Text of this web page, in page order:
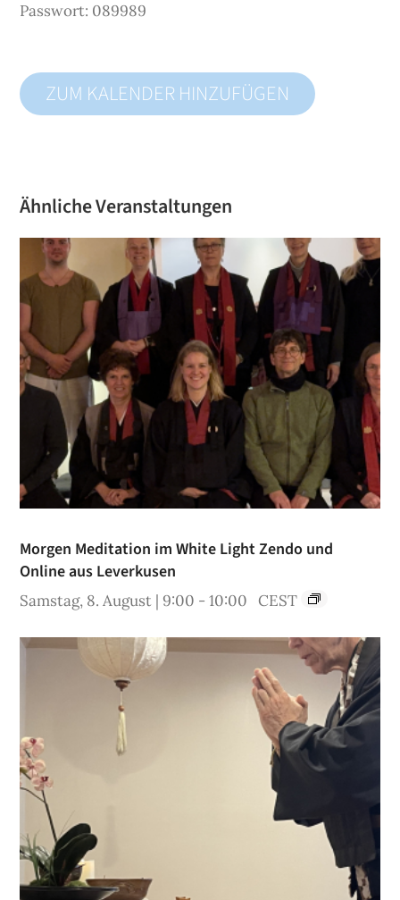
Passwort: 089989
ZUM KALENDER HINZUFÜGEN
Ähnliche Veranstaltungen
Morgen Meditation im White Light Zendo und
Online aus Leverkusen
Samstag, 8. August | 9:00 -10:00 CEST